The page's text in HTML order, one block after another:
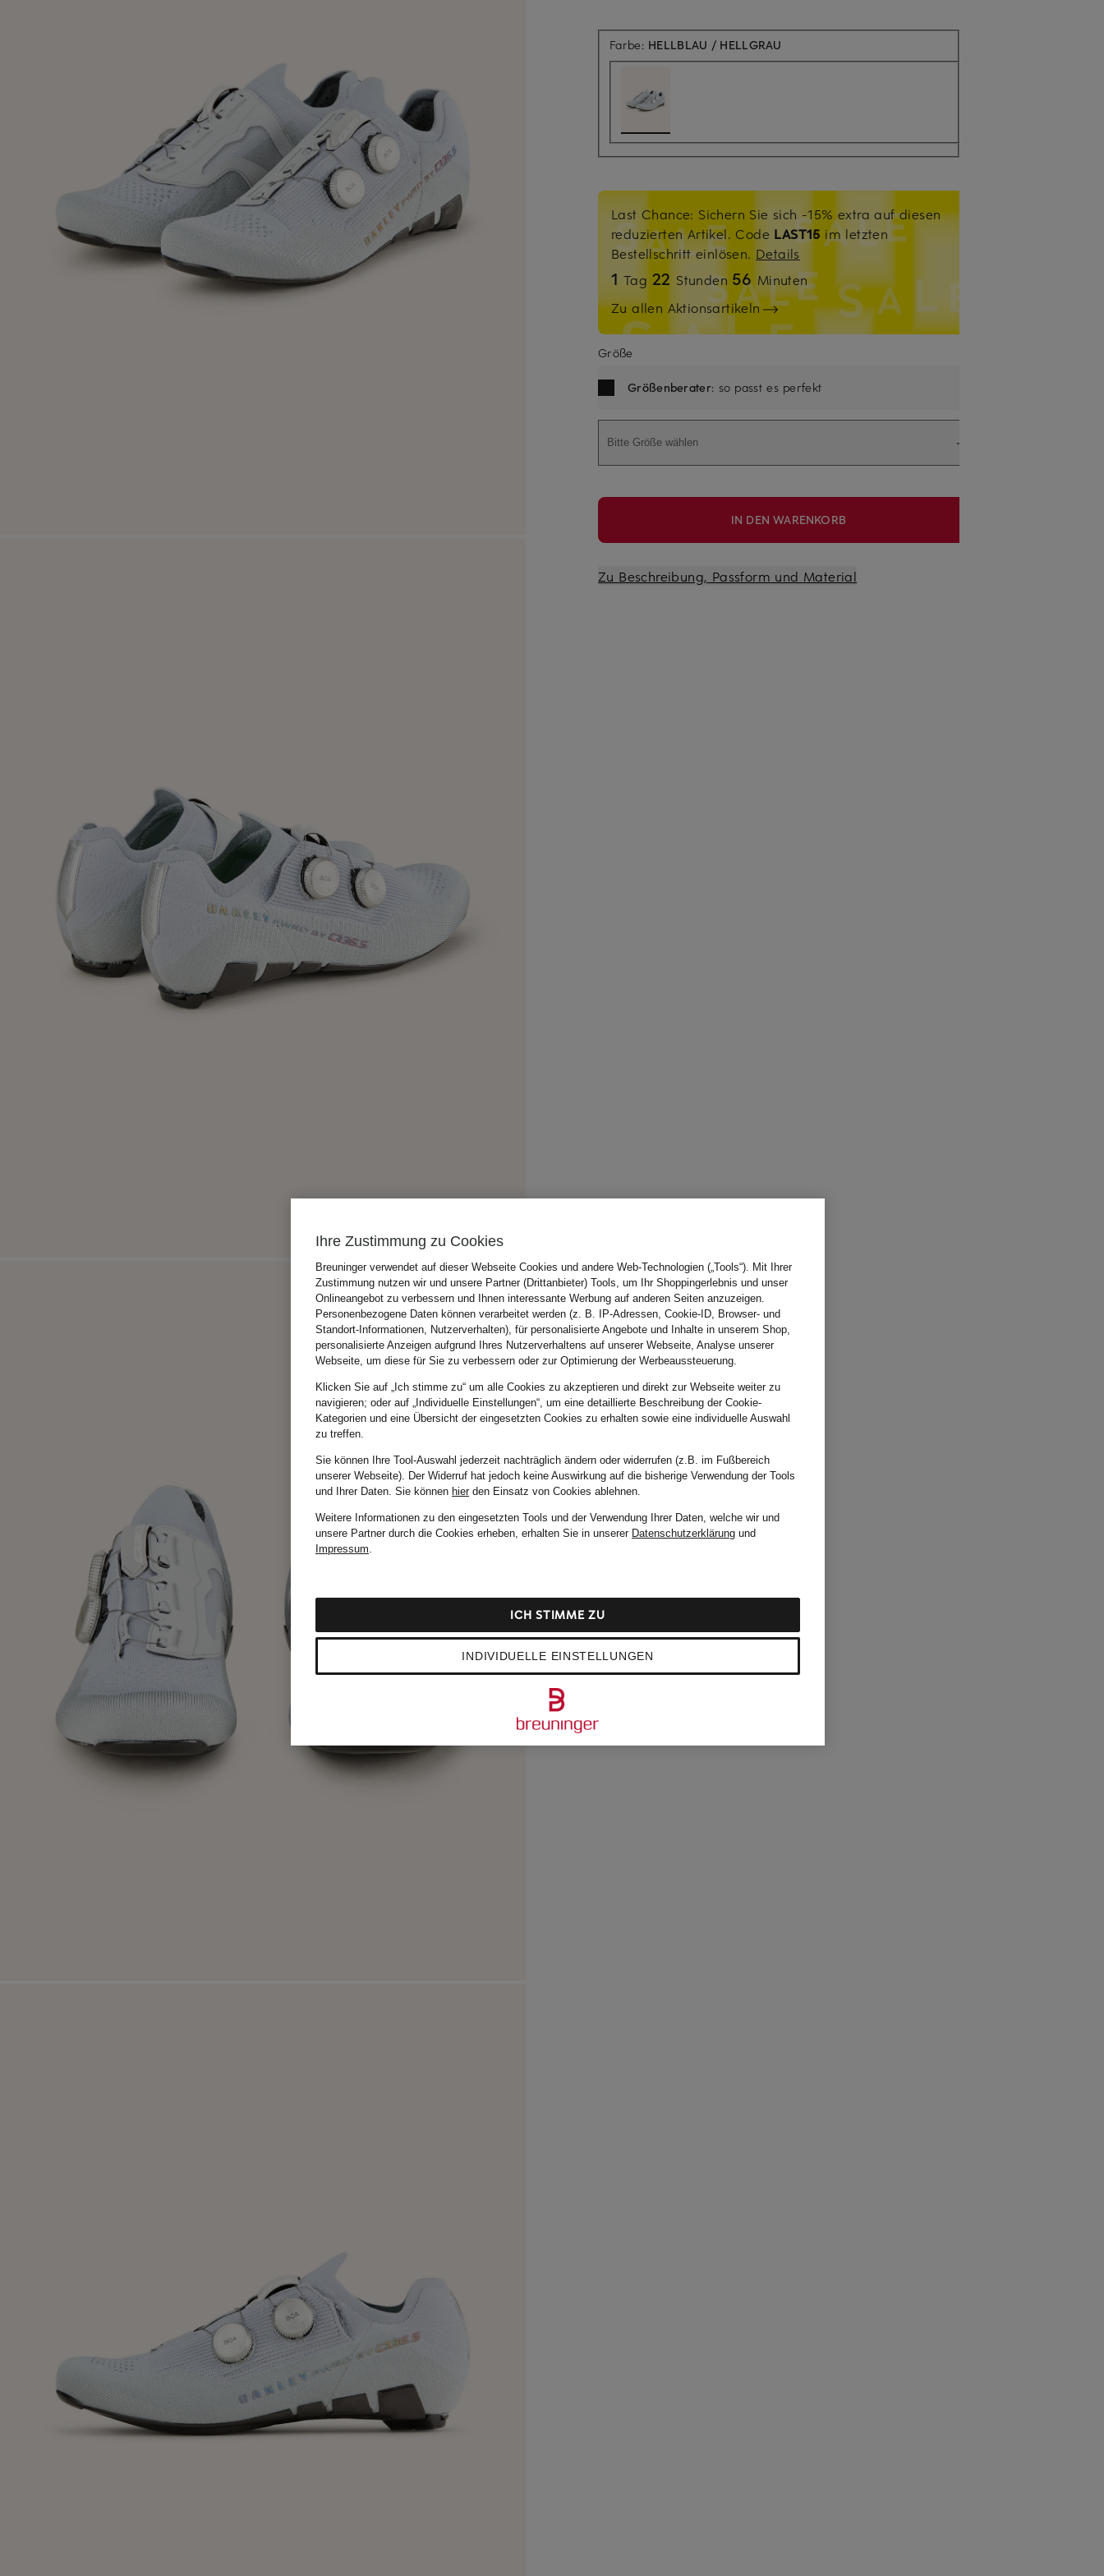
Farbe: HELLBLAU / HELLGRAU
Last Chance: Sichern Sie sich -15% extra auf diesen
reduzierten Artikel. Code LAST15 im letzten
Bestellschritt einlösen. Details
1 Tag 22 Stunden 56 Minuten
Zu allen Aktionsartikeln
Größe
Größenberater: so passt es perfekt
Bitte Größe wählen
IN DEN WARENKORB
Zu Beschreibung, Passform und Material
Ihre Zustimmung zu Cookies
Breuninger verwendet auf dieser Webseite Cookies und andere Web-Technologien („Tools“). Mit Ihrer
Zustimmung nutzen wir und unsere Partner (Drittanbieter) Tools, um Ihr Shoppingerlebnis und unser
Onlineangebot zu verbessern und Ihnen interessante Werbung auf anderen Seiten anzuzeigen.
Personenbezogene Daten können verarbeitet werden (z. B. IP-Adressen, Cookie-ID, Browser- und
Standort-Informationen, Nutzerverhalten), für personalisierte Angebote und Inhalte in unserem Shop,
personalisierte Anzeigen aufgrund Ihres Nutzerverhaltens auf unserer Webseite, Analyse unserer
Webseite, um diese für Sie zu verbessern oder zur Optimierung der Werbeaussteuerung.
Klicken Sie auf „Ich stimme zu“ um alle Cookies zu akzeptieren und direkt zur Webseite weiter zu
navigieren; oder auf „Individuelle Einstellungen“, um eine detaillierte Beschreibung der Cookie-
Kategorien und eine Übersicht der eingesetzten Cookies zu erhalten sowie eine individuelle Auswahl
zu treffen.
Sie können Ihre Tool-Auswahl jederzeit nachträglich ändern oder widerrufen (z.B. im Fußbereich
unserer Webseite). Der Widerruf hat jedoch keine Auswirkung auf die bisherige Verwendung der Tools
und Ihrer Daten. Sie können hierden Einsatz von Cookies ablehnen.
Weitere Informationen zu den eingesetzten Tools und der Verwendung Ihrer Daten, welche wir und
unsere Partner durch die Cookies erheben, erhalten Sie in unserer Datenschutzerklärung und
Impressum.
INDIVIDUELLE EINSTELLUNGEN
ICH STIMME ZU